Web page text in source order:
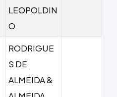
LEOPOLDIN
O
RODRIGUE
S DE
ALMEIDA &